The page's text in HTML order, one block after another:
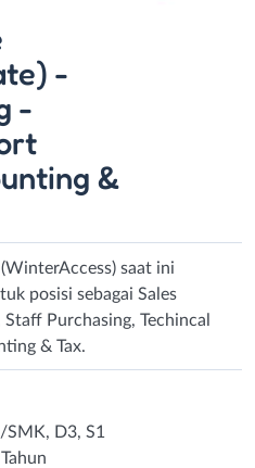
-
-
&
saat ini
posisi sebagai Sales
Purchasing, Techincal
& Tax.
SMK, D3, S1